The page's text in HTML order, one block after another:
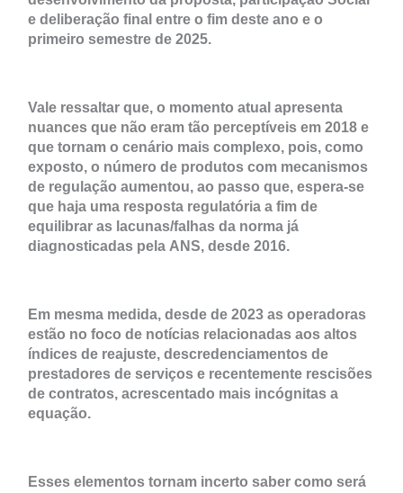
e deliberação final entre o fim deste ano e o
primeiro semestre de 2025.
Vale ressaltar que, o momento atual apresenta
nuances que não eram tão perceptíveis em 2018 e
que tornam o cenário mais complexo, pois, como
exposto, o número de produtos com mecanismos
de regulação aumentou, ao passo que, espera-se
que haja uma resposta regulatória a fim de
equilibrar as lacunas/falhas da norma já
diagnosticadas pela ANS, desde 2016.
Em mesma medida, desde de 2023 as operadoras
estão no foco de notícias relacionadas aos altos
índices de reajuste, descredenciamentos de
prestadores de serviços e recentemente rescisões
de contratos, acrescentado mais incógnitas a
equação.
Esses elementos tornam incerto saber como será